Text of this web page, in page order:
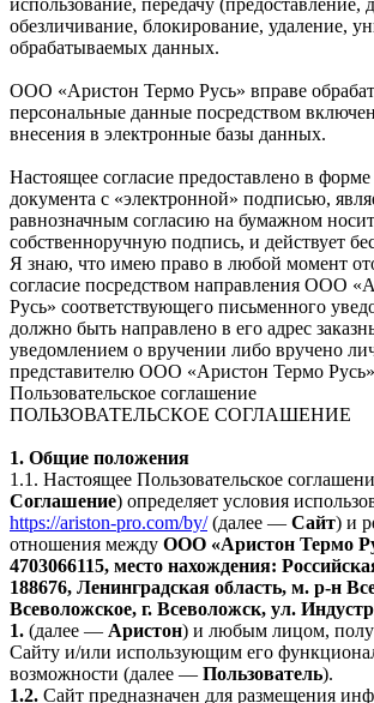
использование, передачу (предоставление,
обезличивание, блокирование, удаление,
обрабатываемых данных.
ООО «Аристон Термо Русь» вправе
персональные данные посредством
внесения в электронные базы данных.
Настоящее согласие предоставлено в
документа с «электронной» подписью,
равнозначным согласию на бумажном
собственноручную подпись, и действует
Я знаю, что имею право в любой момент
согласие посредством направления ООО
Русь» соответствующего письменного
должно быть направлено в его адрес
уведомлением о вручении либо вручено
представителю ООО «Аристон Термо
Пользовательское соглашение
ПОЛЬЗОВАТЕЛЬСКОЕ СОГЛАШЕНИЕ
1. Общие положения
1.1. Настоящее Пользовательское
Соглашение) определяет условия
https://ariston-pro.com/by/(далее — Сайт) и
отношения между ООО «Аристон Термо
4703066115, место нахождения:
188676, Ленинградская область, м. р-н
Всеволожское, г. Всеволожск, ул.
1. (далее — Аристон) и любым лицом,
Сайту и/или использующим его
возможности (далее — Пользователь).
1.2. Сайт предназначен для размещения